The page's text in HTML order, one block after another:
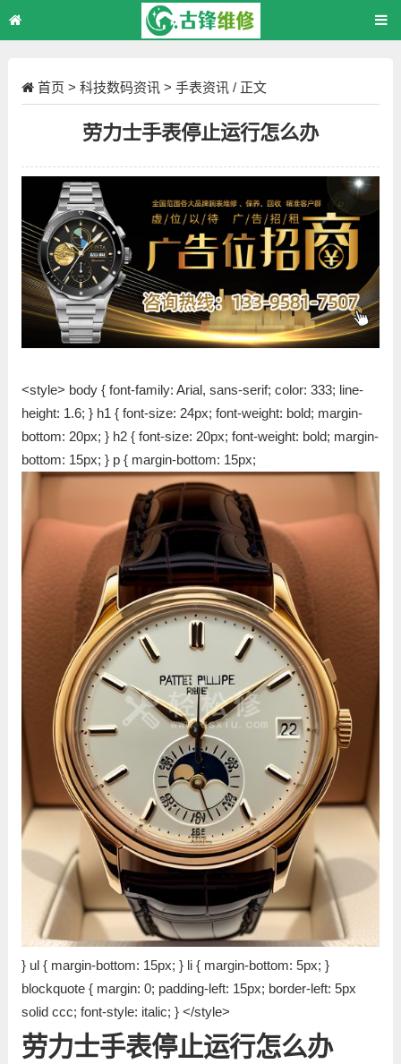
首页 > 科技数码资讯 > 手表资讯 / 正文
劳力士手表停止运行怎么办
<style> body { font-family: Arial, sans-serif; color: 333; line-
height: 1.6; } h1 { font-size: 24px; font-weight: bold; margin-
bottom: 20px; } h2 { font-size: 20px; font-weight: bold; margin-
bottom: 15px; } p { margin-bottom: 15px;
} ul { margin-bottom: 15px; } li { margin-bottom: 5px; }
blockquote { margin: 0; padding-left: 15px; border-left: 5px
solid ccc; font-style: italic; } </style>
劳力士手表停止运行怎么办